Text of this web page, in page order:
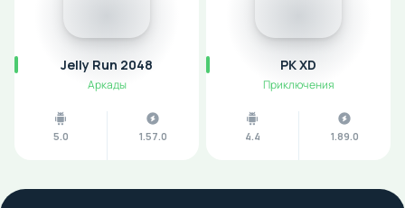
Jelly Run 2048
Аркады
5.0 1.57.0
PK XD
Приключения
4.4 1.89.0